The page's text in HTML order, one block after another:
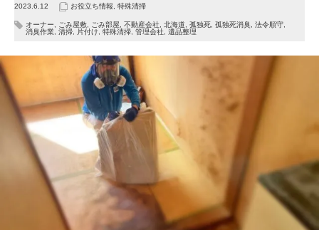
2023.6.12 お役立ち情報, 特殊清掃
オーナー, ごみ屋敷, ごみ部屋, 不動産会社, 北海道, 孤独死, 孤独死消臭, 法令順守,
消臭作業, 清掃, 片付け, 特殊清掃, 管理会社, 遺品整理